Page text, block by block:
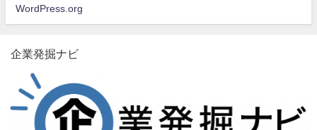
WordPress.org
企業発掘ナビ